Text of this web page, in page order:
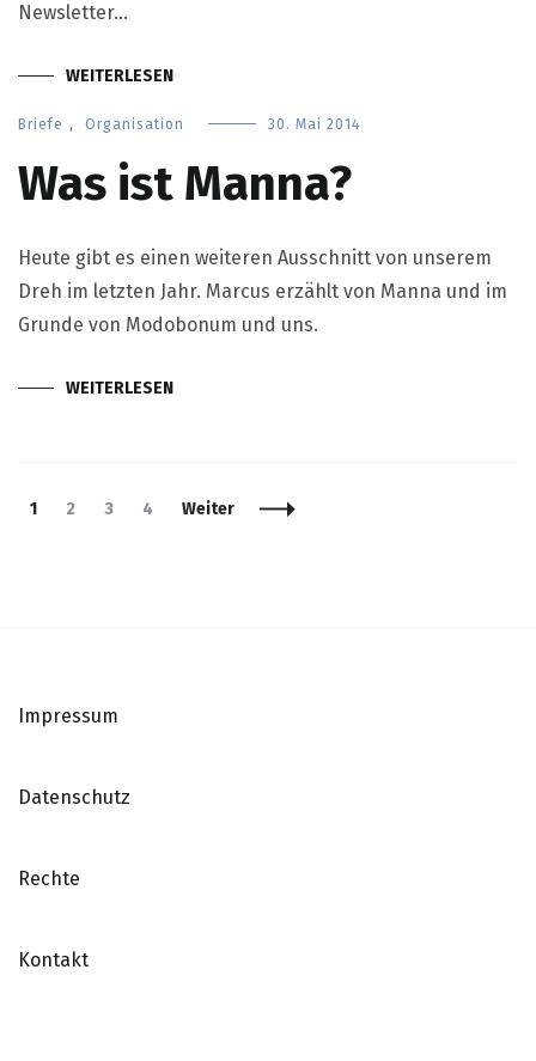
Newsletter…
WEITERLESEN
Briefe , Organisation 30. Mai 2014
Was ist Manna?
Heute gibt es einen weiteren Ausschnitt von unserem
Dreh im letzten Jahr. Marcus erzählt von Manna und im
Grunde von Modobonum und uns.
WEITERLESEN
Beitragsnavigation
Seite
1 Seite
2 Seite
3 Seite
4 Weiter
Impressum
Datenschutz
Rechte
Kontakt